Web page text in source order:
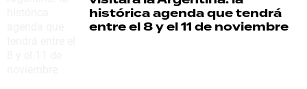
histórica agenda que tendrá
entre el 8 y el 11 de noviembre